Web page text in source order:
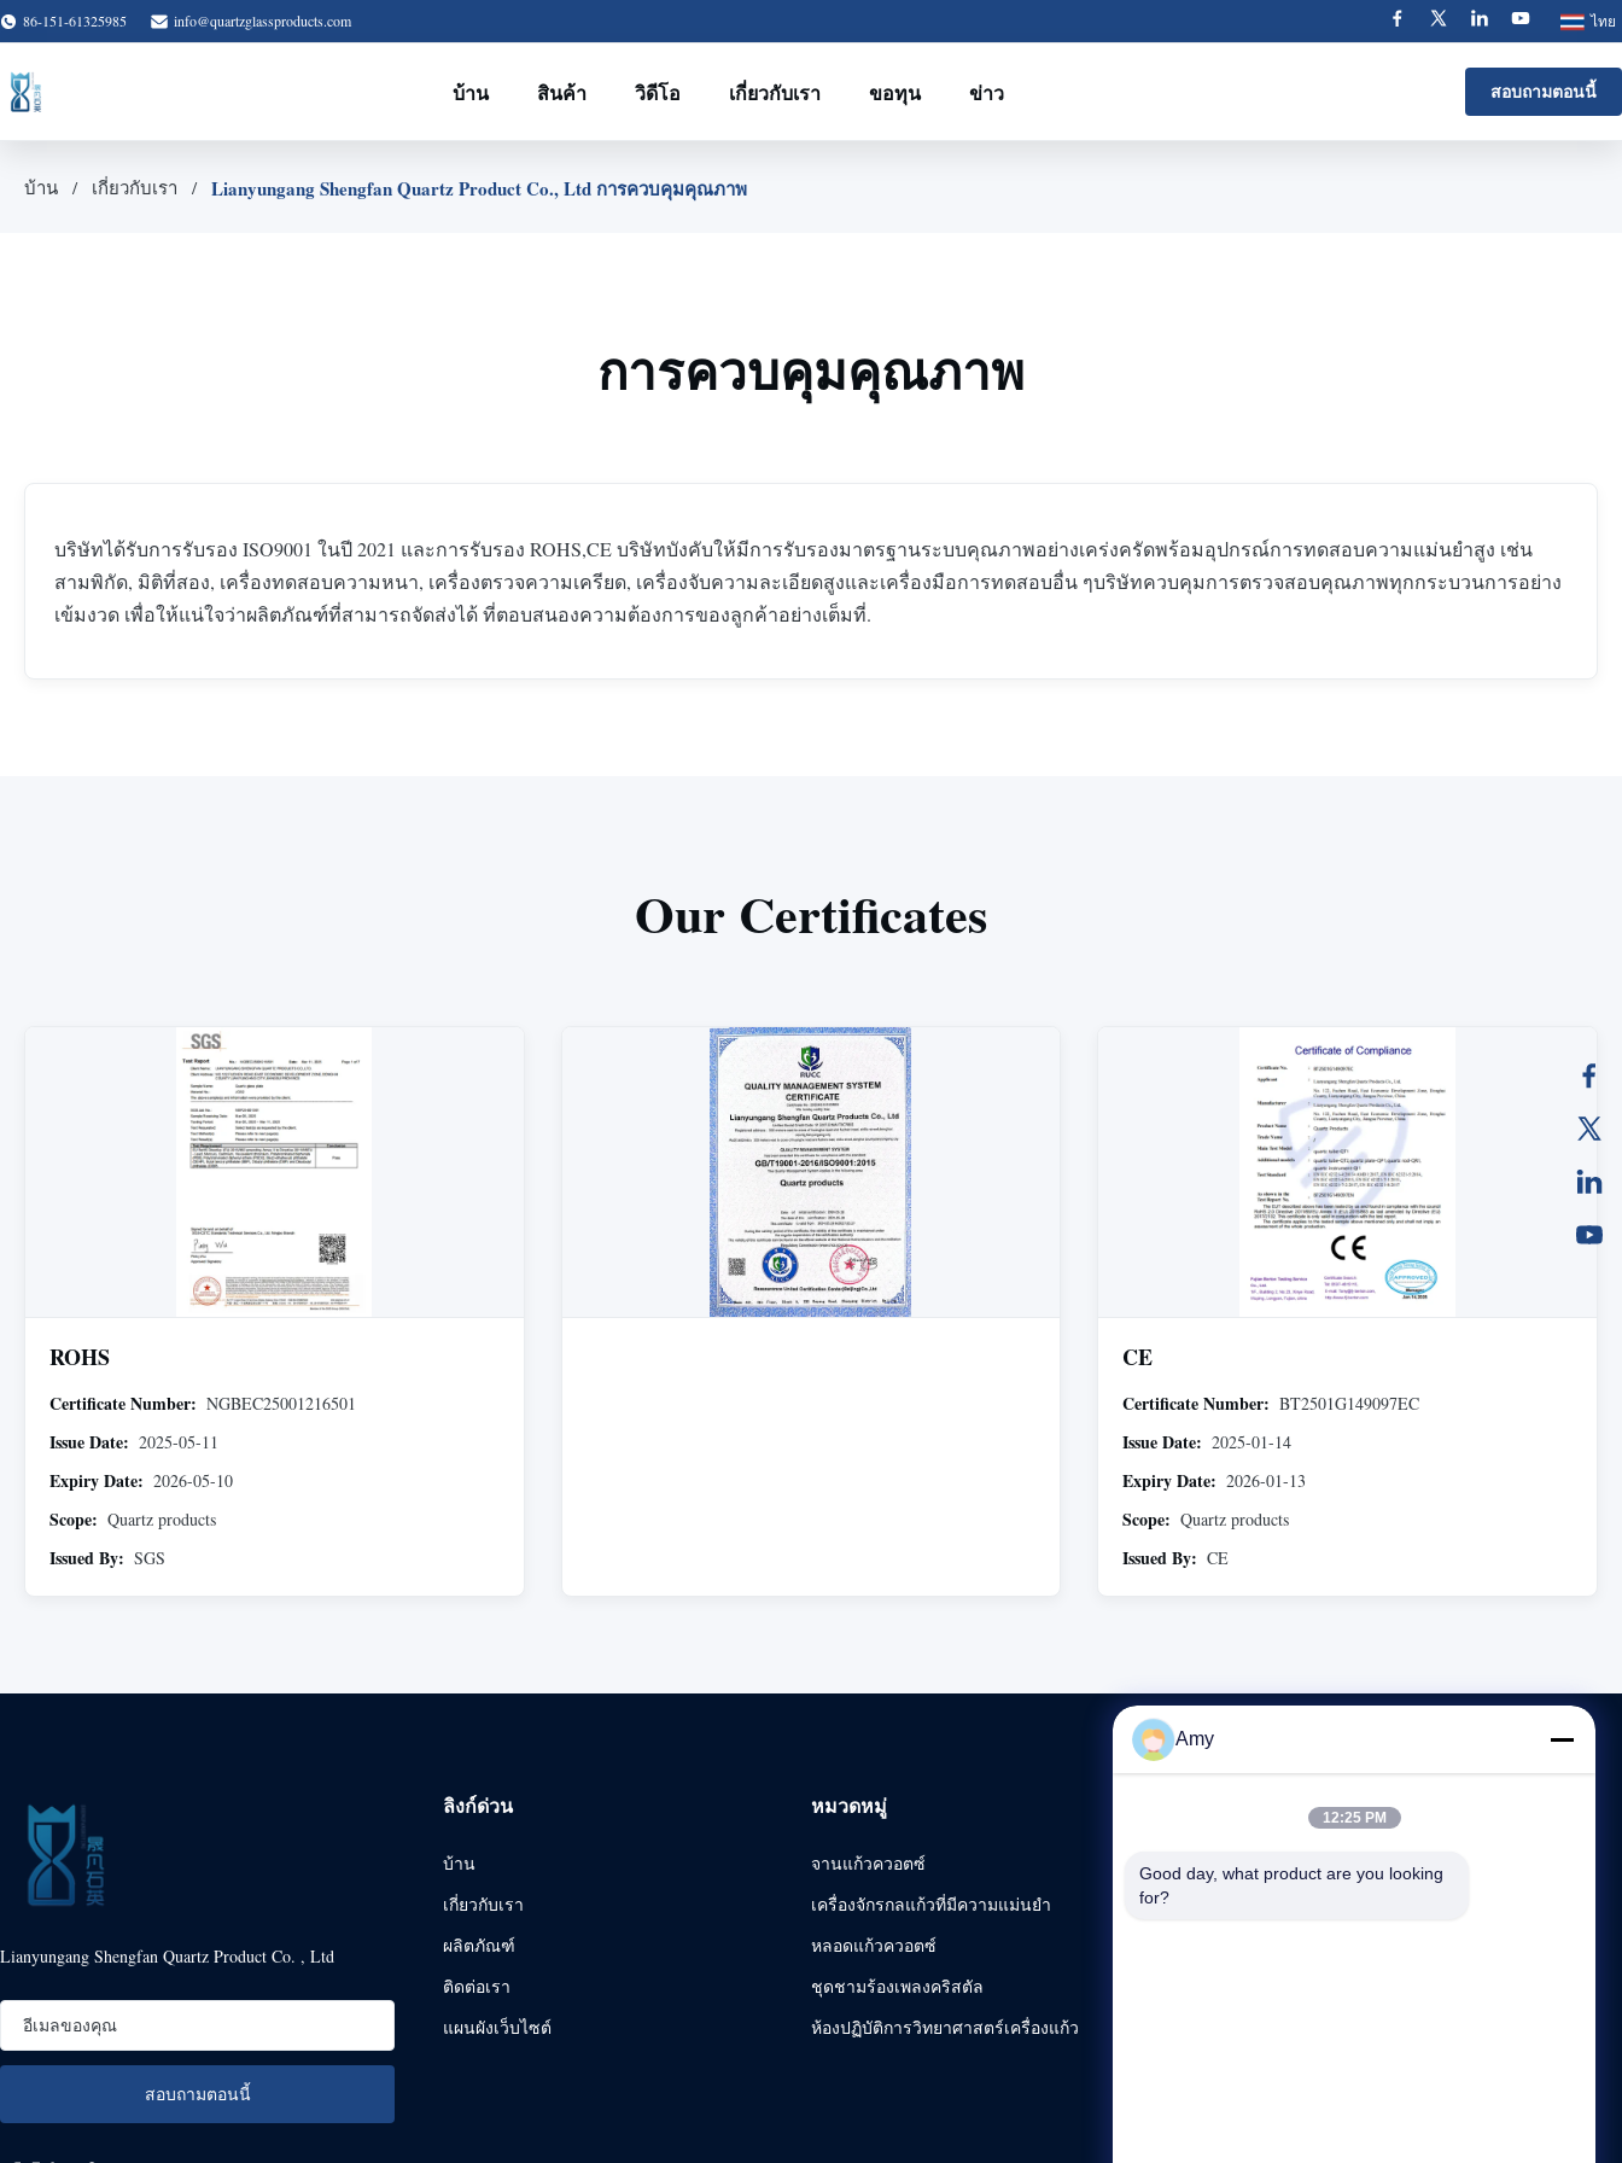
86-151-61325985 info@quartzglassproducts.com ไทย
บ้าน สินค้า วิดีโอ เกี่ยวกับเรา ขอทุน ข่าว สอบถามตอนนี้
บ้าน เกี่ยวกับเรา Lianyungang Shengfan Quartz Product Co., Ltd การควบคุมคุณภาพ
การควบคุมคุณภาพ
บริษัทได้รับการรับรอง ISO9001 ในปี 2021 และการรับรอง ROHS,CE บริษัทบังคับให้มีการรับรองมาตรฐานระบบคุณภาพอย่างเคร่งครัดพร้อมอุปกรณ์การทดสอบความแม่นยําสูง เช่น
สามพิกัด, มิติที่สอง, เครื่องทดสอบความหนา, เครื่องตรวจความเครียด, เครื่องจับความละเอียดสูงและเครื่องมือการทดสอบอื่น ๆบริษัทควบคุมการตรวจสอบคุณภาพทุกกระบวนการอย่าง
เข้มงวด เพื่อให้แน่ใจว่าผลิตภัณฑ์ที่สามารถจัดส่งได้ ที่ตอบสนองความต้องการของลูกค้าอย่างเต็มที่.
Our Certificates
ROHS
Certificate Number: NGBEC25001216501
Issue Date: 2025-05-11
Expiry Date: 2026-05-10
Scope: Quartz products
Issued By: SGS
CE
Certificate Number: BT2501G149097EC
Issue Date: 2025-01-14
Expiry Date: 2026-01-13
Scope: Quartz products
Issued By: CE
Lianyungang Shengfan Quartz Product Co. , Ltd
ลิงก์ด่วน
บ้าน
เกี่ยวกับเรา
ผลิตภัณฑ์
ติดต่อเรา
แผนผังเว็บไซต์
หมวดหมู่
จานแก้วควอตซ์
เครื่องจักรกลแก้วที่มีความแม่นยำ
หลอดแก้วควอตซ์
ชุดชามร้องเพลงคริสตัล
ห้องปฏิบัติการวิทยาศาสตร์เครื่องแก้ว
86-151-61325985
05:00-23:59
Amy
12:25 PM
Good day, what product are you looking
for?